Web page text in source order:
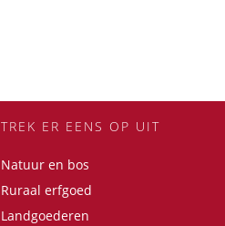
TREK ER EENS OP UIT
Natuur en bos
Ruraal erfgoed
Landgoederen